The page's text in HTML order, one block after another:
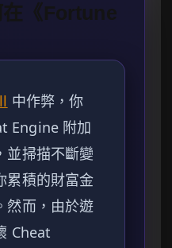
《Fortune
中作弊，你
Engine 附加
並掃描不斷變
累積的財富金
然而，由於遊
Cheat